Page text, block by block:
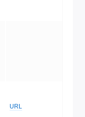
URL